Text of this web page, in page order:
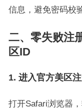
信息，避免密码校
二、零失败注
区ID
1. 进入官方美区
打开Safari浏览器